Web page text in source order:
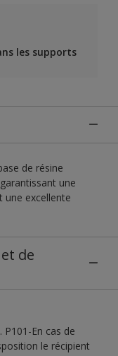
les supports
de résine
une
une excellente
de
En cas de
le récipient